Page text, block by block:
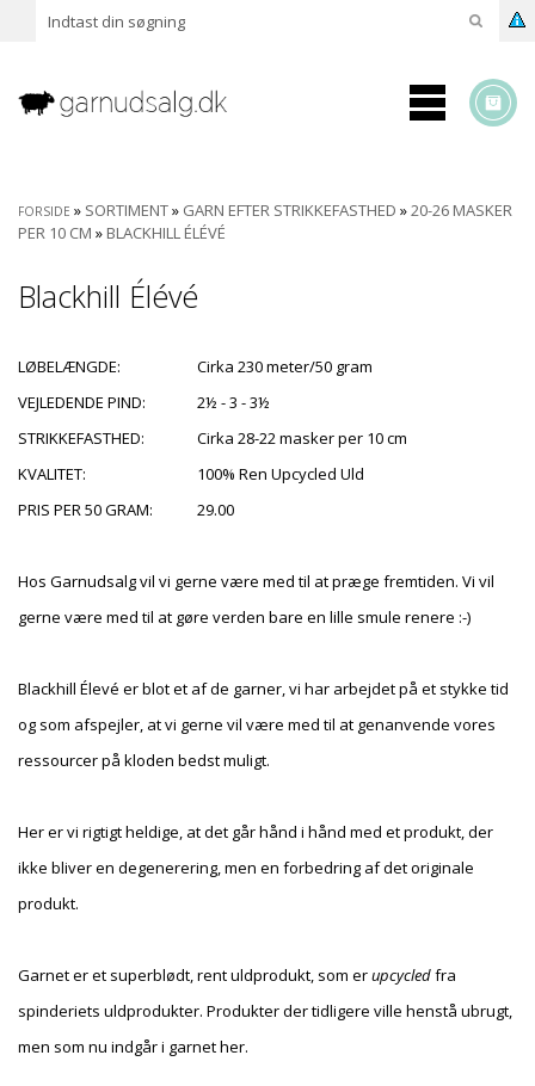
FORSIDE » SORTIMENT» GARN EFTER STRIKKEFASTHED »20-26 MASKER
PER 10 CM » BLACKHILL ÉLÉVÉ
Blackhill Élévé
LØBELÆNGDE:
VEJLEDENDE PIND:
STRIKKEFASTHED:
KVALITET:
PRIS PER 50 GRAM:
Cirka 230 meter/50 gram
2½ - 3 - 3½
Cirka 28-22 masker per 10 cm
100% Ren Upcycled Uld
29.00
Hos Garnudsalg vil vi gerne være med til at præge fremtiden. Vi vil
gerne være med til at gøre verden bare en lille smule renere :-)
Blackhill Élevé er blot et af de garner, vi har arbejdet på et stykke tid
og som afspejler, at vi gerne vil være med til at genanvende vores
ressourcer på kloden bedst muligt.
Her er vi rigtigt heldige, at det går hånd i hånd med et produkt, der
ikke bliver en degenerering, men en forbedring af det originale
produkt.
Garnet er et superblødt, rent uldprodukt, som erupcycledfra
spinderiets uldprodukter. Produkter der tidligere ville henstå ubrugt,
men som nu indgår i garnet her.